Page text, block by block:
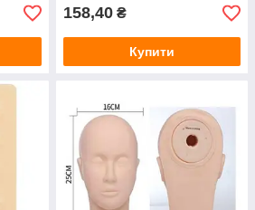
158,40 ₴
Купити